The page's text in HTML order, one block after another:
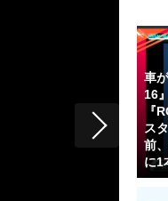
車
16
『
ス
前
に1